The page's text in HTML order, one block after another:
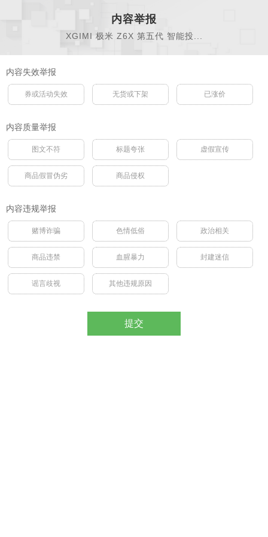
内容举报
XGIMI 极米 Z6X 第五代 智能投...
内容失效举报
券或活动失效 无货或下架 已涨价
内容质量举报
图文不符 标题夸张 虚假宣传
商品假冒伪劣 商品侵权
内容违规举报
赌博诈骗 色情低俗 政治相关
商品违禁 血腥暴力 封建迷信
谣言歧视 其他违规原因
提交